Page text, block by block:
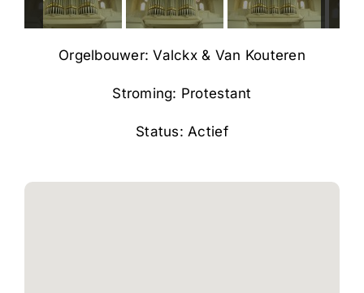
Orgelbouwer: Valckx & Van Kouteren
Stroming: Protestant
Status: Actief